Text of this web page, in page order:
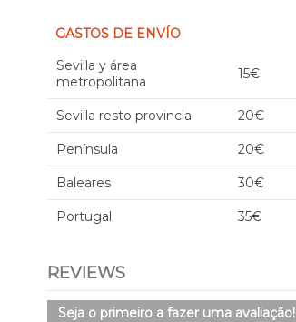
GASTOS DE ENVÍO
Sevilla y área
metropolitana
15€
Sevilla resto provincia 20€
Península 20€
Baleares 30€
Portugal 35€
REVIEWS
Seja o primeiro a fazer uma avaliação!